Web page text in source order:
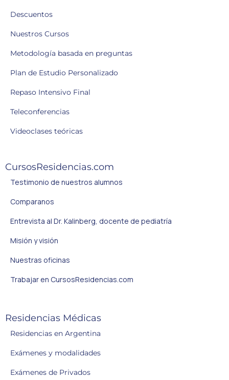
Descuentos
Nuestros Cursos
Metodología basada en preguntas
Plan de Estudio Personalizado
Repaso Intensivo Final
Teleconferencias
Videoclases teóricas
CursosResidencias.com
Testimonio de nuestros alumnos
Comparanos
Entrevista al Dr. Kalinberg, docente de pediatría
Misión y visión
Nuestras oficinas
Trabajar en CursosResidencias.com
Residencias Médicas
Residencias en Argentina
Exámenes y modalidades
Exámenes de Privados